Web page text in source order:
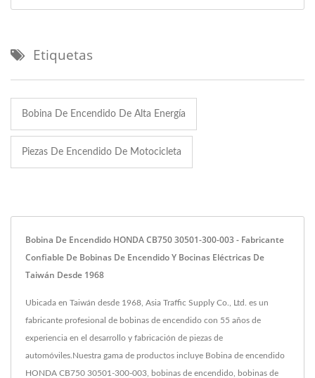
Etiquetas
Bobina De Encendido De Alta Energía
Piezas De Encendido De Motocicleta
Bobina De Encendido HONDA CB750 30501-300-003 - Fabricante
Confiable De Bobinas De Encendido Y Bocinas Eléctricas De
Taiwán Desde 1968
Ubicada en Taiwán desde 1968, Asia Traffic Supply Co., Ltd. es un
fabricante profesional de bobinas de encendido con 55 años de
experiencia en el desarrollo y fabricación de piezas de
automóviles.Nuestra gama de productos incluye Bobina de encendido
HONDA CB750 30501-300-003, bobinas de encendido, bobinas de